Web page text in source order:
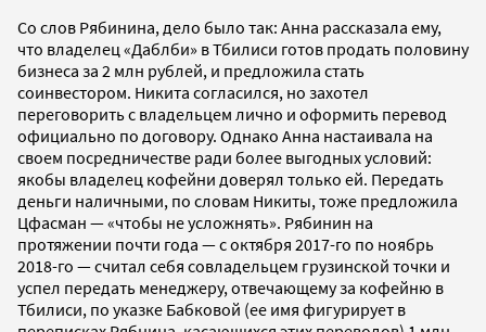
Со слов Рябинина, дело было так: Анна рассказала ему,
что владелец «Даблби» в Тбилиси готов продать половину
бизнеса за 2 млн рублей, и предложила стать
соинвестором. Никита согласился, но захотел
переговорить с владельцем лично и оформить перевод
официально по договору. Однако Анна настаивала на
своем посредничестве ради более выгодных условий:
якобы владелец кофейни доверял только ей. Передать
деньги наличными, по словам Никиты, тоже предложила
Цфасман — «чтобы не усложнять». Рябинин на
протяжении почти года — с октября 2017-го по ноябрь
2018-го — считал себя совладельцем грузинской точки и
успел передать менеджеру, отвечающему за кофейню в
Тбилиси, по указке Бабковой (ее имя фигурирует в